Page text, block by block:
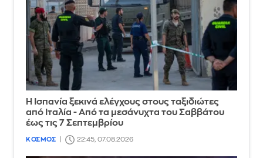
Η Ισπανία ξεκινά ελέγχους στους ταξιδιώτες
από Ιταλία - Από τα μεσάνυχτα του Σαββάτου
έως τις 7 Σεπτεμβρίου
ΚΟΣΜΟΣ 22:45, 07.08.2026